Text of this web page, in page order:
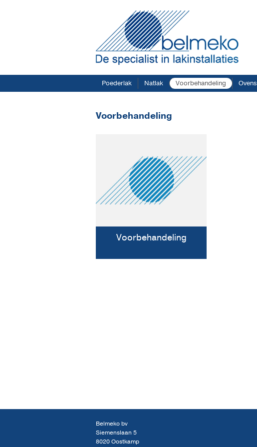
Poederlak Natlak Voorbehandeling Ovens
Voorbehandeling
Voorbehandeling
Belmeko bv
Siemenslaan 5
8020 Oostkamp